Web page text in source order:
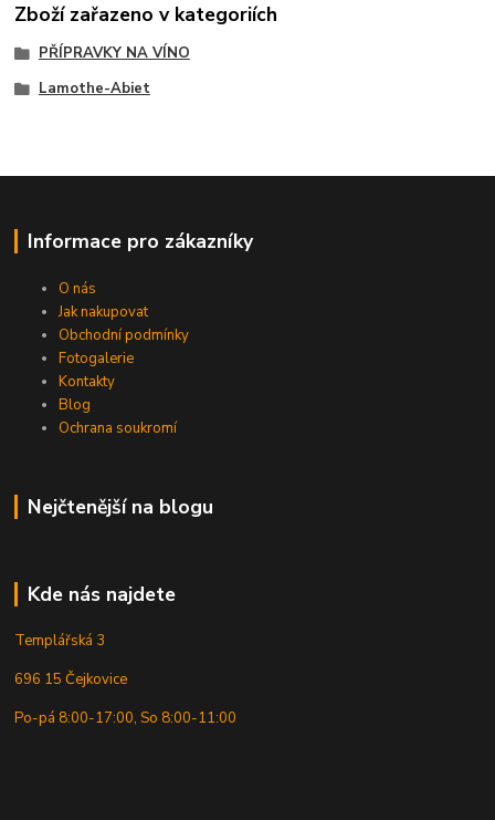
Zboží zařazeno v kategoriích
PŘÍPRAVKY NA VÍNO
Lamothe-Abiet
Informace pro zákazníky
O nás
Jak nakupovat
Obchodní podmínky
Fotogalerie
Kontakty
Blog
Ochrana soukromí
Nejčtenější na blogu
Kde nás najdete
Templářská 3
696 15 Čejkovice
Po-pá 8:00-17:00, So 8:00-11:00